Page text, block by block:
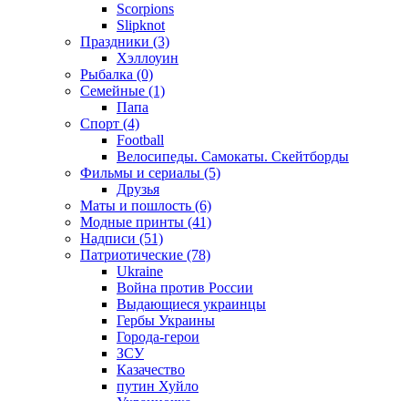
Scorpions
Slipknot
Праздники (3)
Хэллоуин
Рыбалка (0)
Семейные (1)
Папа
Спорт (4)
Football
Велосипеды. Самокаты. Скейтборды
Фильмы и сериалы (5)
Друзья
Маты и пошлость (6)
Модные принты (41)
Надписи (51)
Патриотические (78)
Ukraine
Война против России
Выдающиеся украинцы
Гербы Украины
Города-герои
ЗСУ
Казачество
путин Хуйло